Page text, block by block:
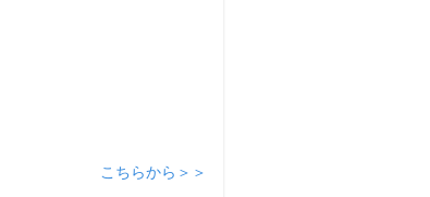
こちらから＞＞